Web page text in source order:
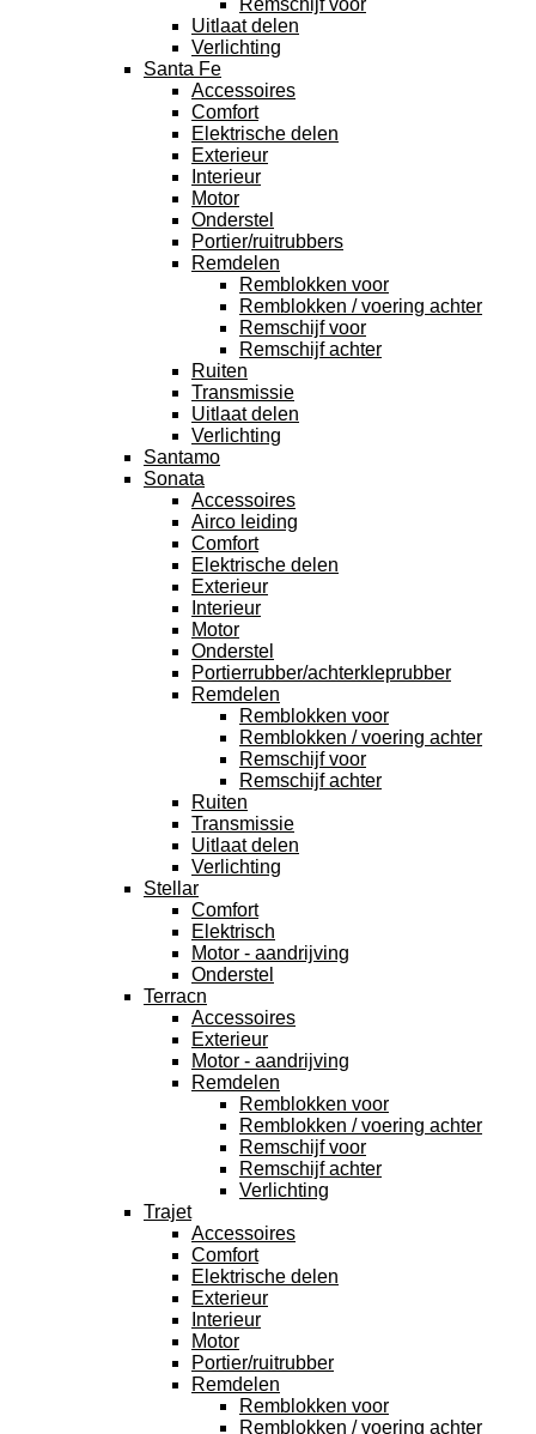
Remschijf voor
Uitlaat delen
Verlichting
Santa Fe
Accessoires
Comfort
Elektrische delen
Exterieur
Interieur
Motor
Onderstel
Portier/ruitrubbers
Remdelen
Remblokken voor
Remblokken / voering achter
Remschijf voor
Remschijf achter
Ruiten
Transmissie
Uitlaat delen
Verlichting
Santamo
Sonata
Accessoires
Airco leiding
Comfort
Elektrische delen
Exterieur
Interieur
Motor
Onderstel
Portierrubber/achterkleprubber
Remdelen
Remblokken voor
Remblokken / voering achter
Remschijf voor
Remschijf achter
Ruiten
Transmissie
Uitlaat delen
Verlichting
Stellar
Comfort
Elektrisch
Motor - aandrijving
Onderstel
Terracn
Accessoires
Exterieur
Motor - aandrijving
Remdelen
Remblokken voor
Remblokken / voering achter
Remschijf voor
Remschijf achter
Verlichting
Trajet
Accessoires
Comfort
Elektrische delen
Exterieur
Interieur
Motor
Portier/ruitrubber
Remdelen
Remblokken voor
Remblokken / voering achter